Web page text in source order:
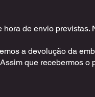
de envio previstas.
a devolução da
que recebermos o